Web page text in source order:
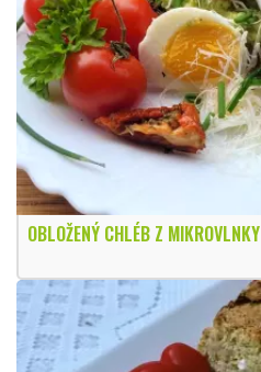
OBLOŽENÝ CHLÉB Z MIKROVLNKY